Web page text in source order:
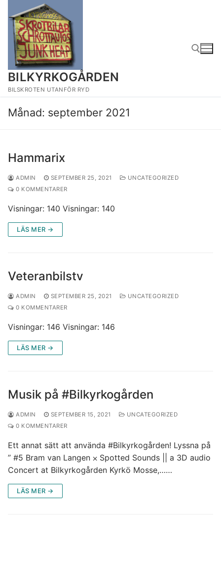
innehåll
BILKYRKOGÅRDEN
BILSKROTEN UTANFÖR RYD
Månad: september 2021
Hammarix
ADMIN SEPTEMBER 25, 2021
UNCATEGORIZED
0 KOMMENTARER
Visningar: 140 Visningar: 140
LÄS MER →
Veteranbilstv
ADMIN SEPTEMBER 25, 2021
UNCATEGORIZED
0 KOMMENTARER
Visningar: 146 Visningar: 146
LÄS MER →
Musik på #Bilkyrkogården
ADMIN SEPTEMBER 15, 2021
UNCATEGORIZED
0 KOMMENTARER
Ett annat sätt att använda #Bilkyrkogården! Lyssna på
” #5 Bram van Langen ⨉ Spotted Sounds || a 3D audio
Concert at Bilkyrkogården Kyrkö Mosse,……
LÄS MER →